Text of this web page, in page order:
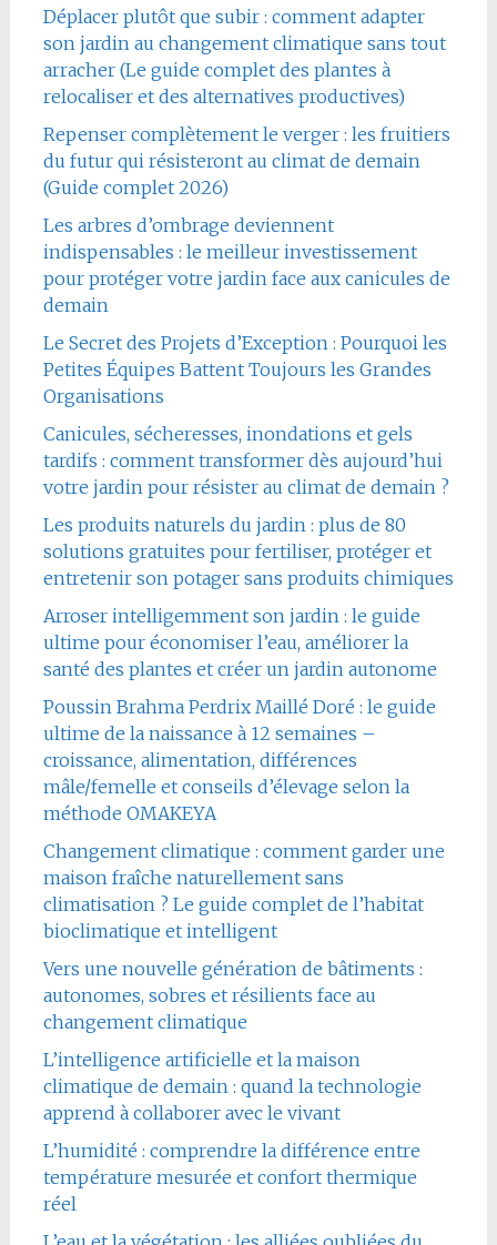
Déplacer plutôt que subir : comment adapter
son jardin au changement climatique sans tout
arracher (Le guide complet des plantes à
relocaliser et des alternatives productives)
Repenser complètement le verger : les fruitiers
du futur qui résisteront au climat de demain
(Guide complet 2026)
Les arbres d’ombrage deviennent
indispensables : le meilleur investissement
pour protéger votre jardin face aux canicules de
demain
Le Secret des Projets d’Exception : Pourquoi les
Petites Équipes Battent Toujours les Grandes
Organisations
Canicules, sécheresses, inondations et gels
tardifs : comment transformer dès aujourd’hui
votre jardin pour résister au climat de demain ?
Les produits naturels du jardin : plus de 80
solutions gratuites pour fertiliser, protéger et
entretenir son potager sans produits chimiques
Arroser intelligemment son jardin : le guide
ultime pour économiser l’eau, améliorer la
santé des plantes et créer un jardin autonome
Poussin Brahma Perdrix Maillé Doré : le guide
ultime de la naissance à 12 semaines –
croissance, alimentation, différences
mâle/femelle et conseils d’élevage selon la
méthode OMAKEYA
Changement climatique : comment garder une
maison fraîche naturellement sans
climatisation ? Le guide complet de l’habitat
bioclimatique et intelligent
Vers une nouvelle génération de bâtiments :
autonomes, sobres et résilients face au
changement climatique
L’intelligence artificielle et la maison
climatique de demain : quand la technologie
apprend à collaborer avec le vivant
L’humidité : comprendre la différence entre
température mesurée et confort thermique
réel